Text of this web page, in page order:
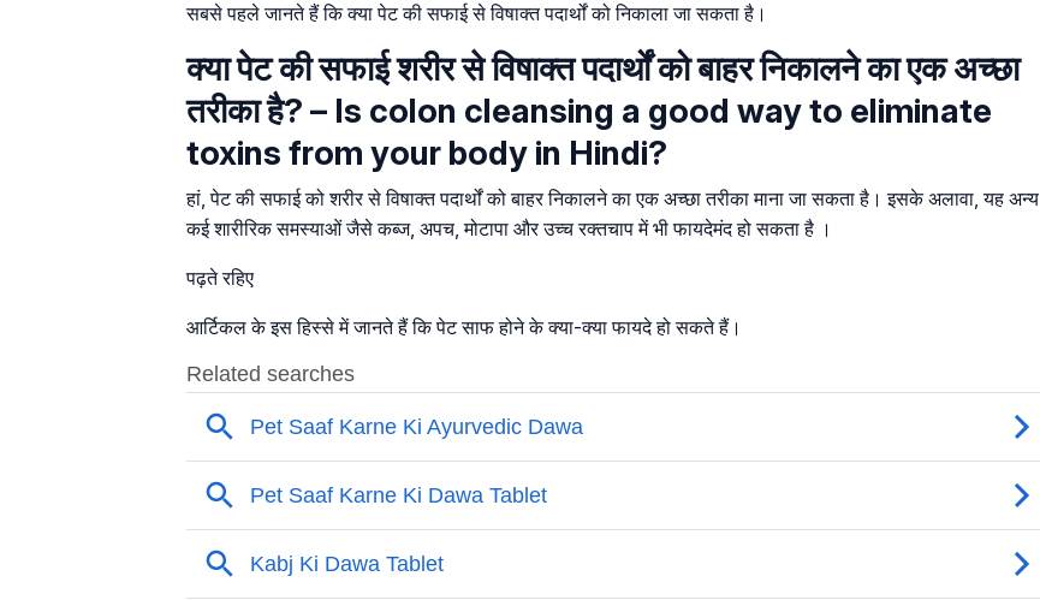
सबसे पहले जानते हैं कि क्या पेट की सफाई से विषाक्त पदार्थों को निकाला जा सकता है।
क्या पेट की सफाई शरीर से विषाक्त पदार्थों को बाहर निकालने का एक अच्छा
तरीका है? – Is colon cleansing a good way to eliminate
toxins from your body in Hindi?
हां, पेट की सफाई को शरीर से विषाक्त पदार्थों को बाहर निकालने का एक अच्छा तरीका माना जा सकता है। इसके अलावा, यह अन्य
कई शारीरिक समस्याओं जैसे कब्ज, अपच, मोटापा और उच्च रक्तचाप में भी फायदेमंद हो सकता है ।
पढ़ते रहिए
आर्टिकल के इस हिस्से में जानते हैं कि पेट साफ होने के क्या-क्या फायदे हो सकते हैं।